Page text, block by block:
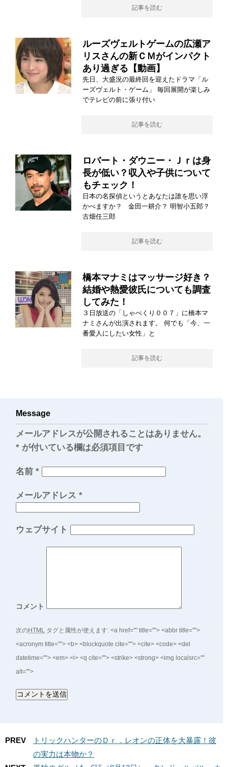
記事を読む
ルーズヴェルトゲームの広瀬ア
リスさんの新ＣＭがインパクト
あり過ぎる【動画】
先日、大盛況の最終回を迎えたドラマ「ル
ーズヴェルト・ゲーム」 毎回展開が楽しみ
でテレビの前に張り付い
記事を読む
ロバート・ダウニー・Ｊｒは身
長が低い？収入や子供について
もチェック！
日本の名探偵というとあなたは誰を思い浮
かべますか？ 金田一耕介？ 明智小五郎？
古畑任三郎
記事を読む
橋本マナミはマッサージ好き？
結婚や熱愛彼氏についても調査
してみた！
３日放送の「しゃべくり００７」に橋本マ
ナミさんが出演されます。 何でも「今、一
番愛人にしたい女性」と
記事を読む
Message
メールアドレスが公開されることはありません。
* が付いている欄は必須項目です
名前 *
メールアドレス *
ウェブサイト
コメント
次のHTML タグと属性が使えます: <a href="" title=""> <abbr title="">
<acronym title=""> <b> <blockquote cite=""> <cite> <code> <del
datetime=""> <em> <i> <q cite=""> <strike> <strong> <img localsrc=""
alt="">
PREV
トリックハンターのＤｒ．レオンの正体を大暴露！彼
の実力は本物か？